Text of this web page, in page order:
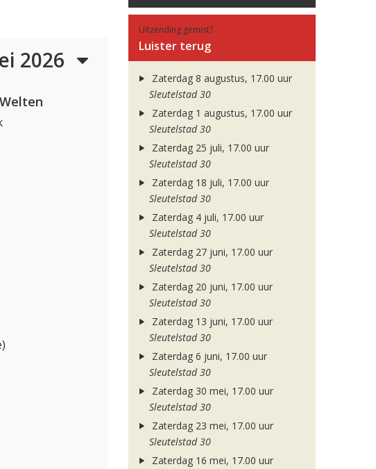
2026
Uitzending gemist?
Luister terug
Zaterdag 8 augustus, 17.00 uur
Sleutelstad 30
Zaterdag 1 augustus, 17.00 uur
Sleutelstad 30
Zaterdag 25 juli, 17.00 uur
Sleutelstad 30
Zaterdag 18 juli, 17.00 uur
Sleutelstad 30
Zaterdag 4 juli, 17.00 uur
Sleutelstad 30
Zaterdag 27 juni, 17.00 uur
Sleutelstad 30
Zaterdag 20 juni, 17.00 uur
Sleutelstad 30
Zaterdag 13 juni, 17.00 uur
Sleutelstad 30
Zaterdag 6 juni, 17.00 uur
Sleutelstad 30
Zaterdag 30 mei, 17.00 uur
Sleutelstad 30
Zaterdag 23 mei, 17.00 uur
Sleutelstad 30
Zaterdag 16 mei, 17.00 uur